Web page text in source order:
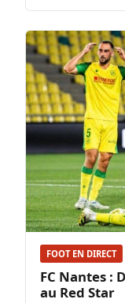
FOOT EN DIRECT
FC Nantes :
au Red Star